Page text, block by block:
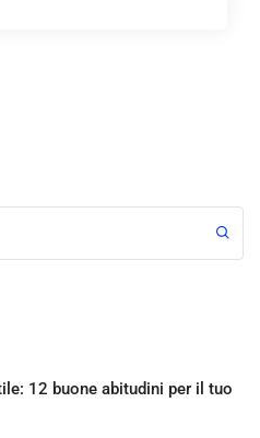
12 buone abitudini per il tuo